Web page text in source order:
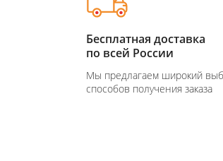
Бесплатная доставка
по всей России
Мы предлагаем широкий
способов получения заказа